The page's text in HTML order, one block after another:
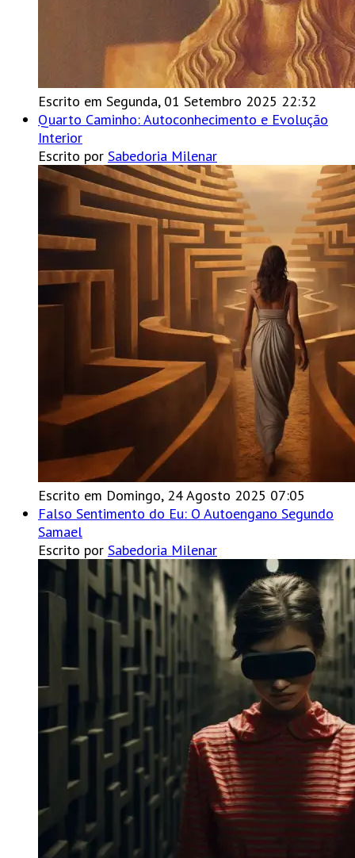
Escrito em Segunda, 01 Setembro 2025 22:32
Quarto Caminho: Autoconhecimento e Evolução
Interior
Escrito por Sabedoria Milenar
Escrito em Domingo, 24 Agosto 2025 07:05
Falso Sentimento do Eu: O Autoengano Segundo
Samael
Escrito por Sabedoria Milenar